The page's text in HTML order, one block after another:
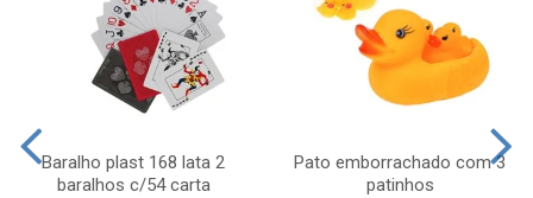
Baralho plast 168 lata 2
baralhos c/54 carta
Pato emborrachado com 3
patinhos